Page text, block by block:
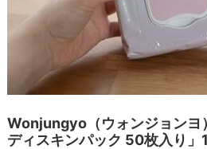
Wonjungyo（ウォンジョンヨ
ディスキンパック 50枚入り」